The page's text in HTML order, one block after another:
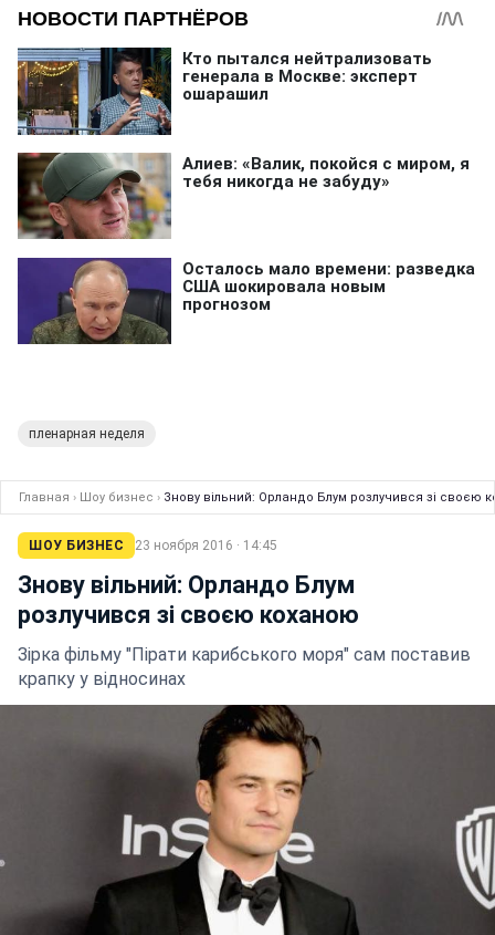
пленарная неделя
Главная › Шоу бизнес › Знову вільний: Орландо Блум розлучився зі своєю
ШОУ БИЗНЕС 23 ноября 2016 · 14:45
Знову вільний: Орландо Блум
розлучився зі своєю коханою
Зірка фільму "Пірати карибського моря" сам поставив
крапку у відносинах